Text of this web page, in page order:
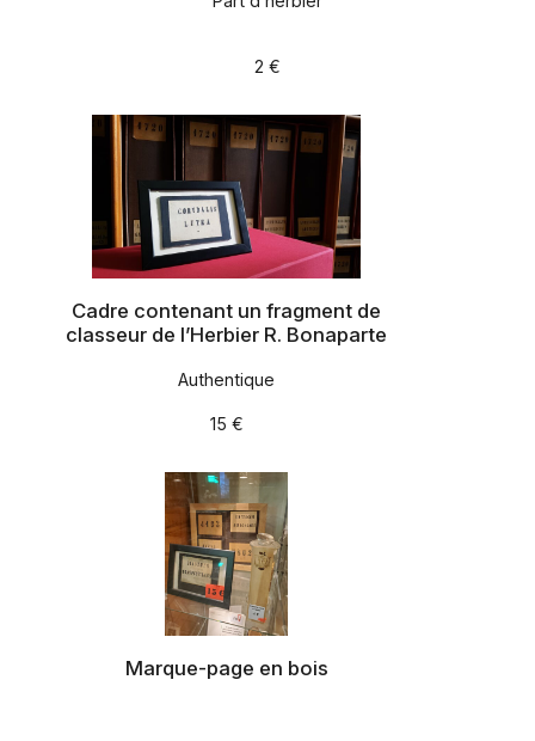
2 €
Cadre contenant un fragment de
classeur de l’Herbier R. Bonaparte
Authentique
15 €
Marque-page en bois